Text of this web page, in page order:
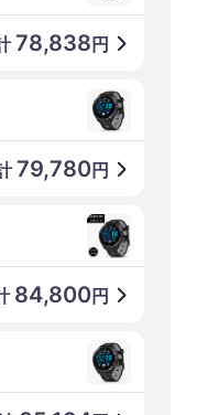
78,838 円
79,780円
84,800円